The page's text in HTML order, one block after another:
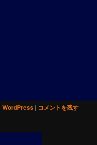
、WordPress | コメントを残す